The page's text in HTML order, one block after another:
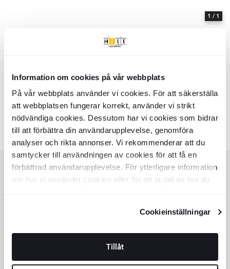
Information om cookies på vår webbplats
På vår webbplats använder vi cookies. För att säkerställa
att webbplatsen fungerar korrekt, använder vi strikt
nödvändiga cookies. Dessutom har vi cookies som bidrar
till att förbättra din användarupplevelse, genomföra
analyser och rikta annonser. Vi rekommenderar att du
samtycker till användningen av cookies för att få en
förbättrad användarupplevelse. För ytterligare information
om hur vi använder cookies eller för att ta del av hur du
Cookieinställningar
Tillåt
Serie Georgina - Hill Ceramic
Georgina - Kollektion av produkter | Hill Ceramic ®
Färger:
1 / 1
Liknande kollektioner
ALMA BETA SEATTLE
Item
of
SPÅRA ORDER
KVALITET